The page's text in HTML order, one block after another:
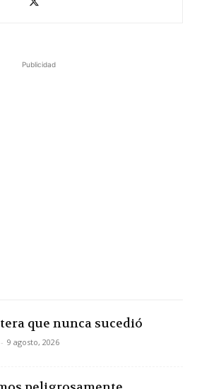
Publicidad
que nunca sucedió
- 9 agosto, 2026